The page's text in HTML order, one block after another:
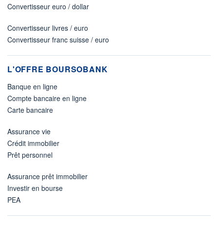
Convertisseur euro / dollar
Convertisseur livres / euro
Convertisseur franc suisse / euro
L'OFFRE BOURSOBANK
Banque en ligne
Compte bancaire en ligne
Carte bancaire
Assurance vie
Crédit immobilier
Prêt personnel
Assurance prêt immobilier
Investir en bourse
PEA